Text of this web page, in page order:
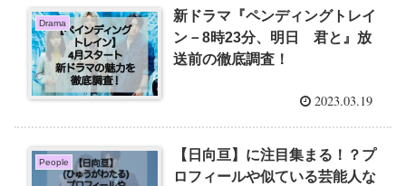
Drama
新ドラマ『ペンディングトレイ
ン－8時23分、明日 君と』放
送前の徹底調査！
2023.03.19
People
【日向亘】に注目集まる！？プ
ロフィールや似ている芸能人な